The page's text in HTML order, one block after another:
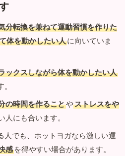
分転換を兼ねて運動習慣を作りた
体を動かしたい人に向いていま
ックスしながら体を動かしたい人
の時間を作ることやストレスをや
人にも合います。
人でも、ホットヨガなら激しい運
感 を得やすい場合があります。